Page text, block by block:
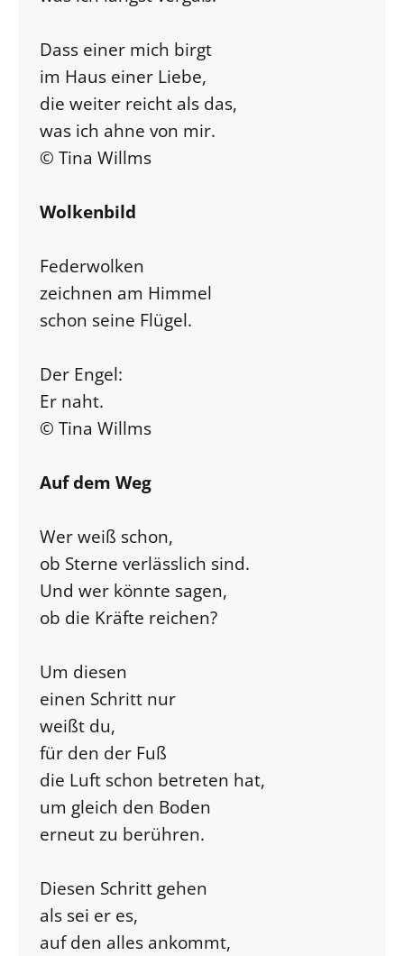
Dass einer mich birgt
im Haus einer Liebe,
die weiter reicht als das,
was ich ahne von mir.
© Tina Willms
Wolkenbild
Federwolken
zeichnen am Himmel
schon seine Flügel.
Der Engel:
Er naht.
© Tina Willms
Auf dem Weg
Wer weiß schon,
ob Sterne verlässlich sind.
Und wer könnte sagen,
ob die Kräfte reichen?
Um diesen
einen Schritt nur
weißt du,
für den der Fuß
die Luft schon betreten hat,
um gleich den Boden
erneut zu berühren.
Diesen Schritt gehen
als sei er es,
auf den alles ankommt,